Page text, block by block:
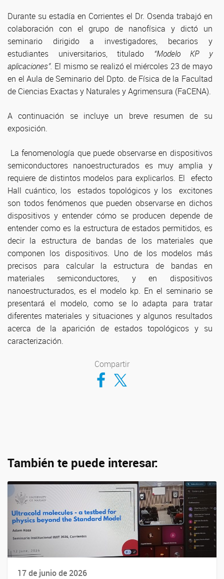
Durante su estadía en Corrientes el Dr. Osenda trabajó en
colaboración con el grupo de nanofísica y dictó un
seminario dirigido a investigadores, becarios y
estudiantes universitarios, titulado “Modelo KP y
aplicaciones”. El mismo se realizó el miércoles 23 de mayo
en el Aula de Seminario del Dpto. de Física de la Facultad
de Ciencias Exactas y Naturales y Agrimensura (FaCENA).
A continuación se incluye un breve resumen de su
exposición.
La fenomenología que puede observarse en dispositivos
semiconductores nanoestructurados es muy amplia y
requiere de distintos modelos para explicarlos. El efecto
Hall cuántico, los estados topológicos y los excitones
son todos fenómenos que pueden observarse en dichos
dispositivos y entender cómo se producen depende de
entender como es la estructura de estados permitidos, es
decir la estructura de bandas de los materiales que
componen los dispositivos. Uno de los modelos más
precisos para calcular la estructura de bandas en
materiales semiconductores, y en dispositivos
nanoestructurados, es el modelo kp. En el seminario se
presentará el modelo, como se lo adapta para tratar
diferentes materiales y situaciones y algunos resultados
acerca de la aparición de estados topológicos y su
caracterización.
Compartir
Compartir en Facebook
Compartir en Twitter
También te puede interesar:
17 de junio de 2026